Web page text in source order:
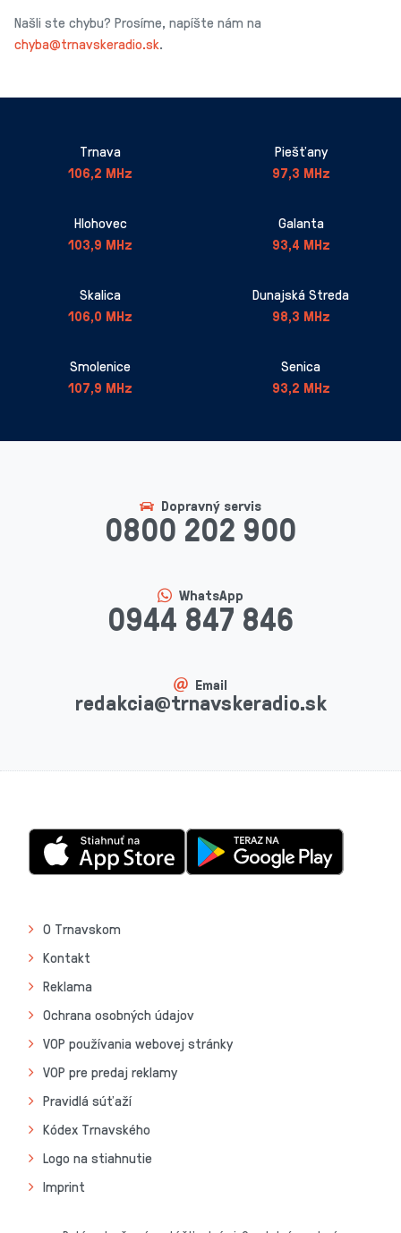
Našli ste chybu? Prosíme, napíšte nám na
chyba@trnavskeradio.sk.
Trnava
106,2 MHz
Piešťany
97,3 MHz
Hlohovec
103,9 MHz
Galanta
93,4 MHz
Skalica
106,0 MHz
Dunajská Streda
98,3 MHz
Smolenice
107,9 MHz
Senica
93,2 MHz
Dopravný servis
0800 202 900
WhatsApp
0944 847 846
Email
redakcia@trnavskeradio.sk
O Trnavskom
Kontakt
Reklama
Ochrana osobných údajov
VOP používania webovej stránky
VOP pre predaj reklamy
Pravidlá súťaží
Kódex Trnavského
Logo na stiahnutie
Imprint